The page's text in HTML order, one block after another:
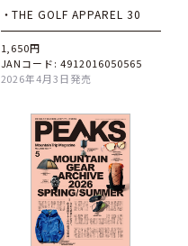
・THE GOLF APPAREL 30
1,650円
JANコード: 4912016050565
2026年4月3日発売